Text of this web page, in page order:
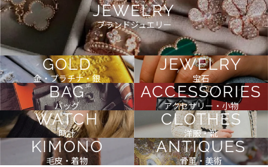
JEWELRY
ブランドジュエリー
GOLD
金・プラチナ・銀
JEWELRY
宝石
BAG
バッグ
ACCESSORIES
アクセサリー・小物
WATCH
時計
CLOTHES
洋服・靴
KIMONO
毛皮・着物
ANTIQUES
骨董・美術